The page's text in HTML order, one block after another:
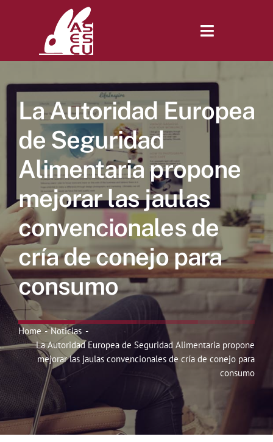
Toggle
Inicio
Revista
Tienda
Lonjas
Symposiums
Noticias
Hazte Socio
Contactar
WooCommerce My Account
La Autoridad Europea
de Seguridad
Alimentaria propone
mejorar las jaulas
convencionales de
cría de conejo para
consumo
Home
Noticias
La Autoridad Europea de Seguridad Alimentaria propone
mejorar las jaulas convencionales de cría de conejo para
consumo